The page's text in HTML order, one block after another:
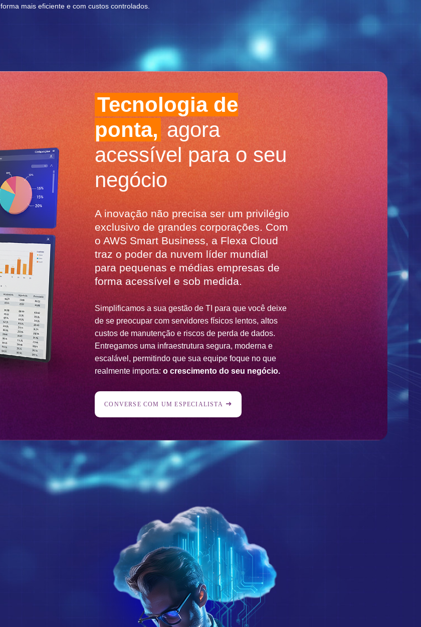
forma mais eficiente e com custos controlados.
Tecnologia de
ponta, agora
acessível para o seu
negócio
A inovação não precisa ser um privilégio
exclusivo de grandes corporações. Com
o AWS Smart Business, a Flexa Cloud
traz o poder da nuvem líder mundial
para pequenas e médias empresas de
forma acessível e sob medida.
Simplificamos a sua gestão de TI para que você deixe
de se preocupar com servidores físicos lentos, altos
custos de manutenção e riscos de perda de dados.
Entregamos uma infraestrutura segura, moderna e
escalável, permitindo que sua equipe foque no que
realmente importa: o crescimento do seu negócio.
CONVERSE COM UM ESPECIALISTA